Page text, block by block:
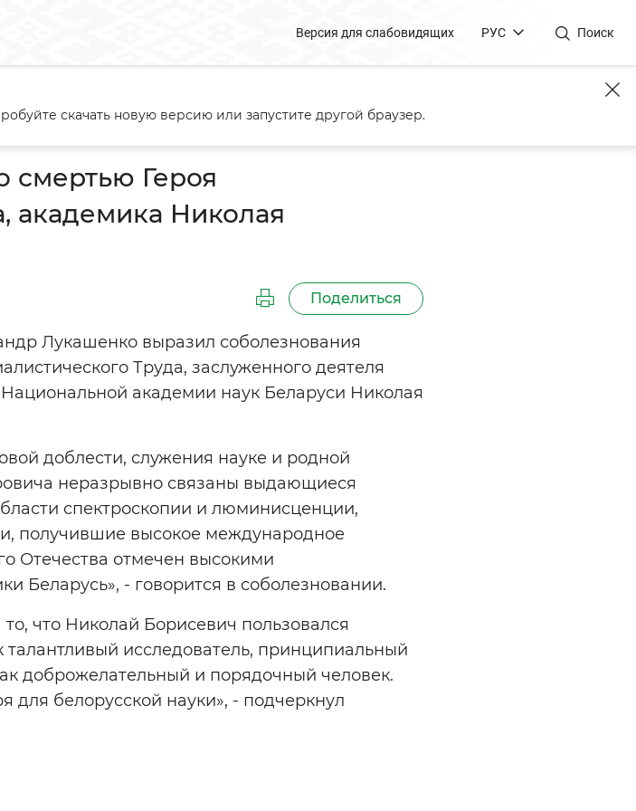
Версия для слабовидящих РУС Поиск
Героя Социалистического Труда, академика Николая
смертью Героя
академика Николая
Поделиться
Лукашенко выразил соболезнования
Труда, заслуженного деятеля
академии наук Беларуси Николая
доблести, служения науке и родной
неразрывно связаны выдающиеся
спектроскопии и люминисценции,
получившие высокое международное
Отечества отмечен высокими
Беларусь», - говорится в соболезновании.
что Николай Борисевич пользовался
исследователь, принципиальный
доброжелательный и порядочный человек.
для белорусской науки», - подчеркнул
скачать новую версию или запустите другой браузер.